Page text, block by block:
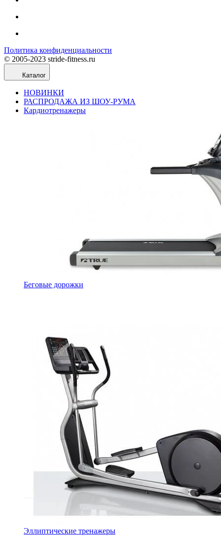
Политика конфиденциальности
© 2005-2023 stride-fitness.ru
Каталог
НОВИНКИ
РАСПРОДАЖА ИЗ ШОУ-РУМА
Кардиотренажеры
Беговые дорожки
Эллиптические тренажеры